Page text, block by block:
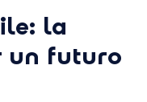
la
un futuro